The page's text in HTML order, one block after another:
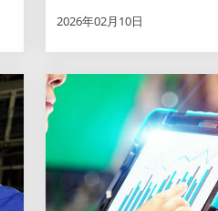
2026年02月10日